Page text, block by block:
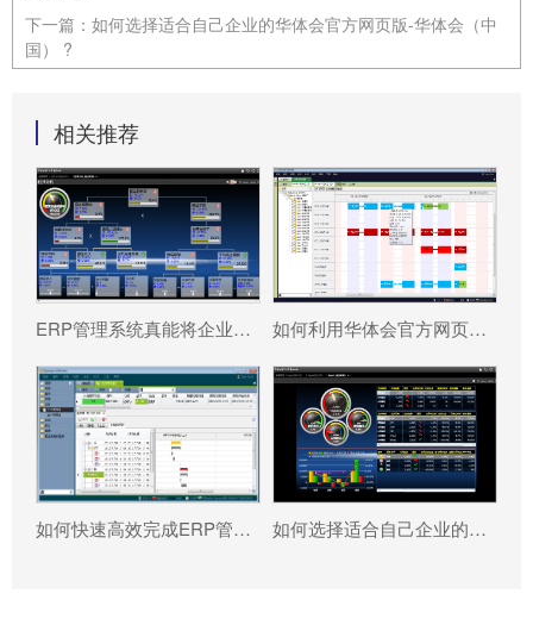
下一篇： 如何选择适合自己企业的华体会官方网页版-华体会（中
国） ?
相关推荐
ERP管理系统真能将企业数据转化为可执行决策吗? 如何利用华体会官方网页版-华体会（中国） 系统更好提升企业运营效率?
如何快速高效完成ERP管理系统配置? 如何选择适合自己企业的华体会官方网页版-华体会（中国） ?